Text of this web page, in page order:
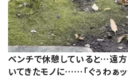
ベンチで休憩していると…遠方
いてきたモノに……「ぐぅわぁッ